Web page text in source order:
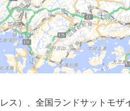
ス）、全国ランドサットモザ